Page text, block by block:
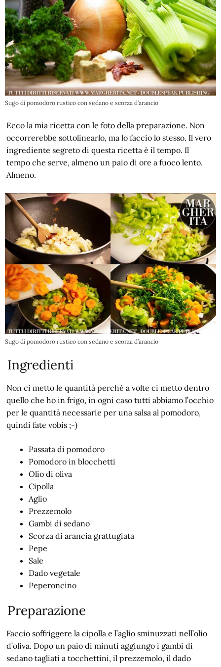
Sugo di pomodoro rustico con sedano e scorza d’arancio
Ecco la mia ricetta con le foto della preparazione. Non
occorrerebbe sottolinearlo, ma lo faccio lo stesso. Il vero
ingrediente segreto di questa ricetta è il tempo. Il
tempo che serve, almeno un paio di ore a fuoco lento.
Almeno.
Sugo di pomodoro rustico con sedano e scorza d’arancio
Ingredienti
Non ci metto le quantità perché a volte ci metto dentro
quello che ho in frigo, in ogni caso tutti abbiamo l’occhio
per le quantità necessarie per una salsa al pomodoro,
quindi fate vobis ;-)
Passata di pomodoro
Pomodoro in blocchetti
Olio di oliva
Cipolla
Aglio
Prezzemolo
Gambi di sedano
Scorza di arancia grattugiata
Pepe
Sale
Dado vegetale
Peperoncino
Preparazione
Faccio soffriggere la cipolla e l’aglio sminuzzati nell’olio
d’oliva. Dopo un paio di minuti aggiungo i gambi di
sedano tagliati a tocchettini, il prezzemolo, il dado